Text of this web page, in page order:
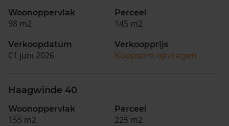
Woonoppervlak
98 m2
Perceel
145 m2
Verkoopdatum
01 juni 2026
Verkoopprijs
Koopsom opvragen
Haagwinde 40
Woonoppervlak
155 m2
Perceel
225 m2